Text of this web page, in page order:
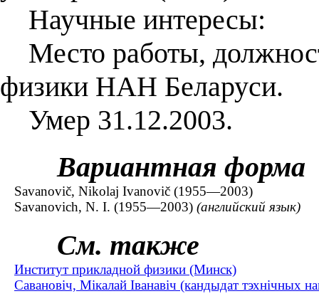
Научные интересы:
Место работы,
физики НАН Беларуси.
Умер 31.12.2003.
Вариантная форма
Savanovič, Nikolaj Ivanovič (1955—2003)
Savanovich, N. I. (1955—2003) (английский язык)
См. также
Институт прикладной физики (Минск)
Савановіч, Мікалай Іванавіч (кандыдат тэхнічных